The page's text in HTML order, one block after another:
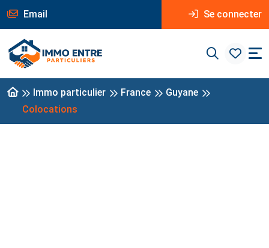
Email Se connecter
Immo particulier France
Guyane
Colocations